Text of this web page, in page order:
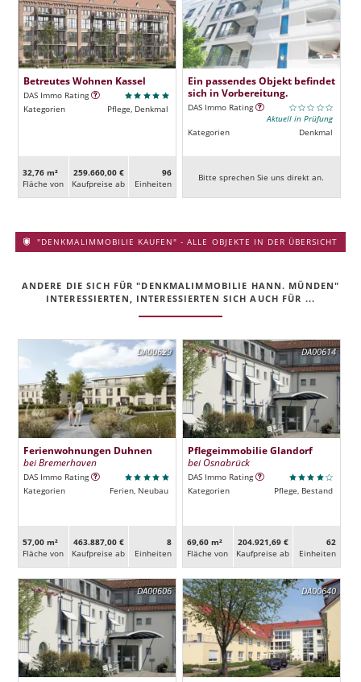
Betreutes Wohnen Kassel
DAS Immo Rating
Kategorien
Pflege, Denkmal
32,76 m²
Fläche von
259.660,00 €
Kaufpreise ab
96
Ein­heiten
Ein passendes Objekt befindet
sich in Vorbereitung.
DAS Immo Rating
Aktuell in Prüfung
Kategorien
Denkmal
Bitte sprechen Sie uns direkt an.
"DENKMALIMMOBILIE KAUFEN" - ALLE OBJEKTE IN DER ÜBERSICHT
ANDERE DIE SICH FÜR "DENKMALIMMOBILIE HANN. MÜNDEN"
INTERESSIERTEN, INTERESSIERTEN SICH AUCH FÜR ...
DA00629
Ferienwohnungen Duhnen
bei Bremerhaven
DAS Immo Rating
Kategorien
Ferien, Neubau
57,00 m²
Fläche von
463.887,00 €
Kaufpreise ab
8
Ein­heiten
DA00614
Pflegeimmobilie Glandorf
bei Osnabrück
DAS Immo Rating
Kategorien
Pflege, Bestand
69,60 m²
Fläche von
204.921,69 €
Kaufpreise ab
62
Ein­heiten
DA00606 DA00640